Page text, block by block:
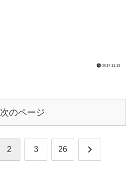
2017.11.13
次のページ
2 3 26 次